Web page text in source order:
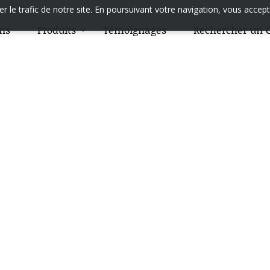
Produits Témoignages Rechercher un
le trafic de notre site. En poursuivant votre navigation, vous